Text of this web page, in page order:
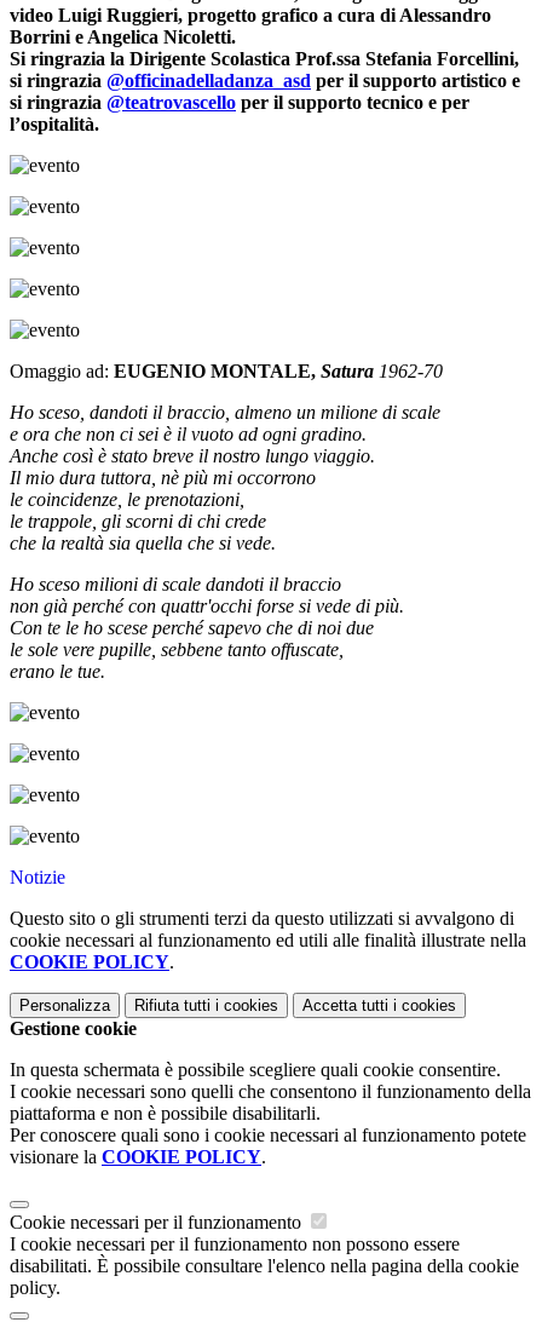
video Luigi Ruggieri, progetto grafico a cura di Alessandro
Borrini e Angelica Nicoletti.
Si ringrazia la Dirigente Scolastica Prof.ssa Stefania Forcellini,
si ringrazia @officinadelladanza_asd per il supporto artistico e
si ringrazia @teatrovascello per il supporto tecnico e per
l’ospitalità.
Omaggio ad: EUGENIO MONTALE, Satura 1962-70
Ho sceso, dandoti il braccio, almeno un milione di scale
e ora che non ci sei è il vuoto ad ogni gradino.
Anche così è stato breve il nostro lungo viaggio.
Il mio dura tuttora, nè più mi occorrono
le coincidenze, le prenotazioni,
le trappole, gli scorni di chi crede
che la realtà sia quella che si vede.
Ho sceso milioni di scale dandoti il braccio
non già perché con quattr'occhi forse si vede di più.
Con te le ho scese perché sapevo che di noi due
le sole vere pupille, sebbene tanto offuscate,
erano le tue.
Notizie
Questo sito o gli strumenti terzi da questo utilizzati si avvalgono di
cookie necessari al funzionamento ed utili alle finalità illustrate nella
COOKIE POLICY.
Personalizza Rifiuta tutti i cookies Accetta tutti i cookies
Gestione cookie
In questa schermata è possibile scegliere quali cookie consentire.
I cookie necessari sono quelli che consentono il funzionamento della
piattaforma e non è possibile disabilitarli.
Per conoscere quali sono i cookie necessari al funzionamento potete
visionare la COOKIE POLICY.
Cookie necessari per il funzionamento
I cookie necessari per il funzionamento non possono essere
disabilitati. È possibile consultare l'elenco nella pagina della cookie
policy.